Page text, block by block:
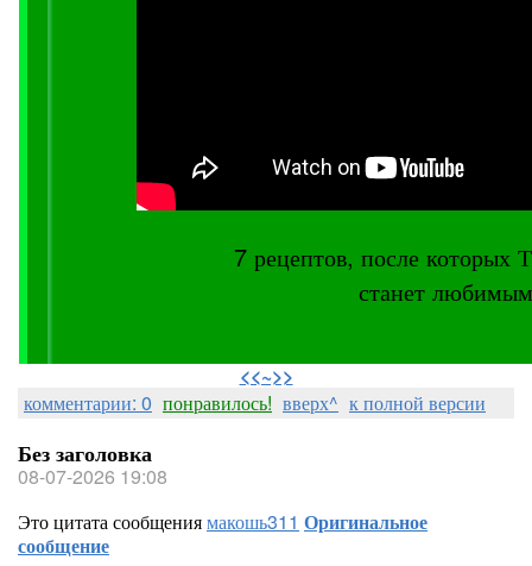
7 рецептов, после
станет
<<~>>
комментарии: 0 понравилось! вверх^ к полной версии
Без заголовка
08-07-2026 19:08
Это цитата сообщениямакошь311 Оригинальное
сообщение